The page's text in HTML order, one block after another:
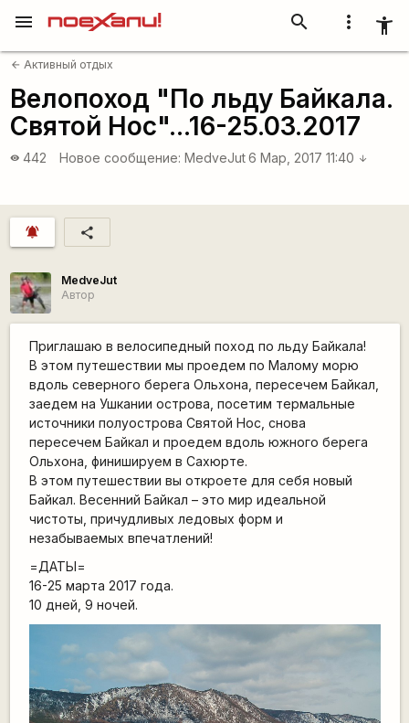
more_vert accessibility_new
search
menu
arrow_back Активный отдых
Велопоход "По льду Байкала.
Святой Нос"...16-25.03.2017
visibility 442 Новое сообщение: MedveJut 6 Мар, 2017 11:40 arrow_downward
notifications_active share
MedveJut
Автор
Приглашаю в велосипедный поход по льду Байкала!
В этом путешествии мы проедем по Малому морю
вдоль северного берега Ольхона, пересечем Байкал,
заедем на Ушкании острова, посетим термальные
источники полуострова Святой Нос, снова
пересечем Байкал и проедем вдоль южного берега
Ольхона, финишируем в Сахюрте.
В этом путешествии вы откроете для себя новый
Байкал. Весенний Байкал – это мир идеальной
чистоты, причудливых ледовых форм и
незабываемых впечатлений!
=ДАТЫ=
16-25 марта 2017 года.
10 дней, 9 ночей.